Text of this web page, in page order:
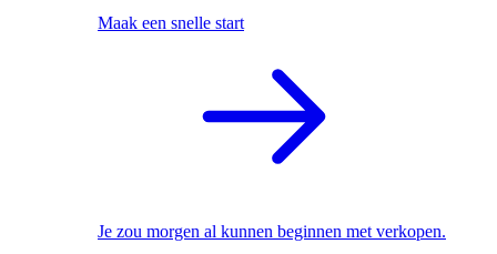
Maak een snelle start
Je zou morgen al kunnen beginnen met verkopen.